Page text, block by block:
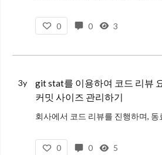
0 0 3
3y
git stat를 이용하여 코드 리뷰
커밋 사이즈 관리하기
커밋이 크면, 변화가 크다는 내용이고, 즉 리뷰할 때 많은 내용을 봐야한다는 것을
0 0 5